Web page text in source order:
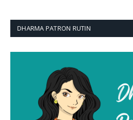
DHARMA PATRON RUTIN